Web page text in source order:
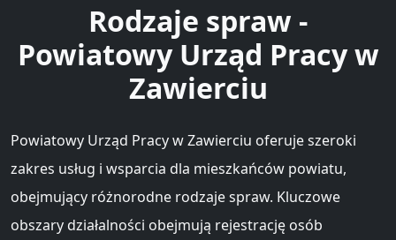
Rodzaje spraw -
Powiatowy Urząd Pracy w
Zawierciu
Powiatowy Urząd Pracy w Zawierciu oferuje szeroki
zakres usług i wsparcia dla mieszkańców powiatu,
obejmujący różnorodne rodzaje spraw. Kluczowe
obszary działalności obejmują rejestrację osób